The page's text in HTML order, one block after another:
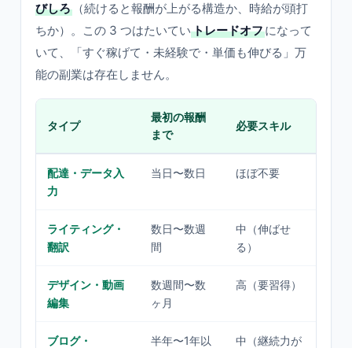
びしろ （続けると報酬が上がる構造か、時給が頭打
ちか）。この 3 つはたいていトレードオフになって
いて、「すぐ稼げて・未経験で・単価も伸びる」万
能の副業は存在しません。
タイプ
最初の報酬
まで
必要スキル
配達・データ入
力
当日〜数日 ほぼ不要
ライティング・
翻訳
数日〜数週
間
中（伸ばせ
る）
デザイン・動画
編集
数週間〜数
ヶ月
高（要習得）
ブログ・
半年〜1年以
中（継続力が